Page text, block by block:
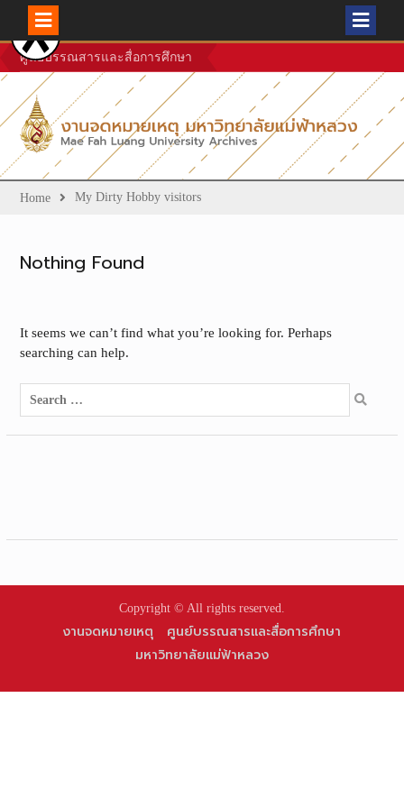
Skip
to
content
ศูนย์บรรณสารและสื่อการศึกษา
Home My Dirty Hobby visitors
Nothing Found
It seems we can’t find what you’re looking for. Perhaps
searching can help.
Search
for:
Copyright © All rights reserved.
งานจดหมายเหตุ
ศูนย์บรรณสารและสื่อการศึกษา
มหาวิทยาลัยแม่ฟ้าหลวง